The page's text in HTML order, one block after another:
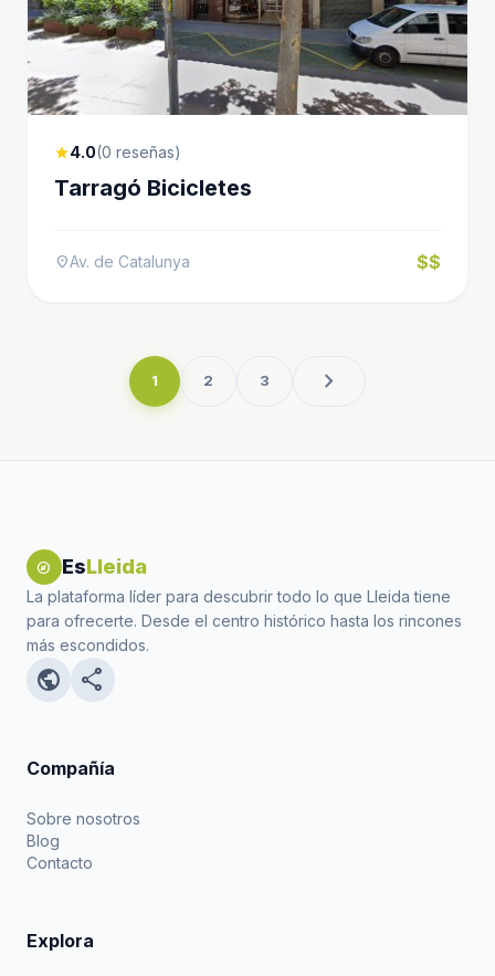
star4.0(0 reseñas)
Tarragó Bicicletes
location_onAv. de Catalunya $$
1 2 3 chevron_right
explore EsLleida
La plataforma líder para descubrir todo lo que Lleida tiene
para ofrecerte. Desde el centro histórico hasta los rincones
más escondidos.
public share
Compañía
Sobre nosotros
Blog
Contacto
Explora